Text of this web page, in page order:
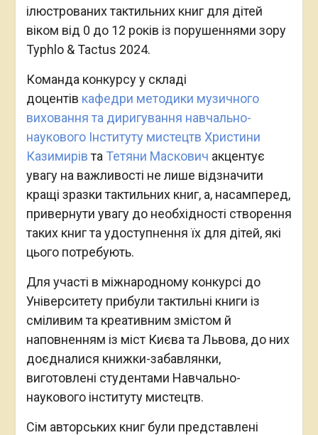
ілюстрованих тактильних книг для дітей
віком від 0 до 12 років із порушеннями зору
Typhlo & Tactus 2024.
Команда конкурсу у складі
доцентів кафедри методики музичного
виховання та диригування навчально-
наукового Інституту мистецтв Христини
Казимирівта Тетяни Маскович акцентує
увагу на важливості не лише відзначити
кращі зразки тактильних книг, а, насамперед,
привернути увагу до необхідності створення
таких книг та удоступнення їх для дітей, які
цього потребують.
Для участі в міжнародному конкурсі до
Університету прибули тактильні книги із
сміливим та креативним змістом й
наповненням із міст Києва та Львова, до них
доєдналися книжки-забавлянки,
виготовлені студентами Навчально-
наукового інституту мистецтв.
Сім авторських книг були представлені